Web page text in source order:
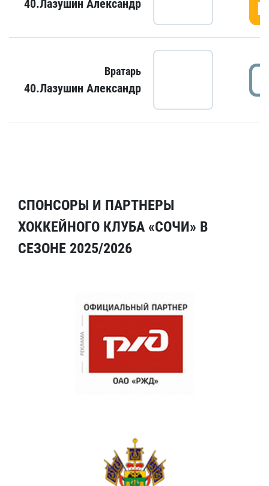
40.Лазушин Александр
Вратарь
40.Лазушин Александр
СПОНСОРЫ И ПАРТНЕРЫ
ХОККЕЙНОГО КЛУБА «СОЧИ» В
СЕЗОНЕ 2025/2026